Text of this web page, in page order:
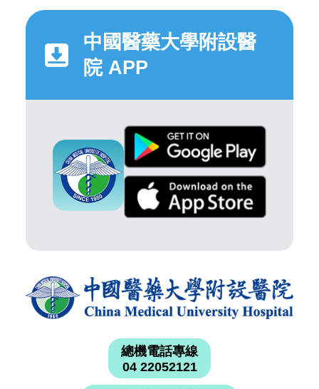
中國醫藥大學附設醫
院 APP
總機電話專線
04 22052121